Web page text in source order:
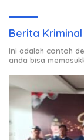
Berita Kriminal
Ini adalah contoh
anda bisa